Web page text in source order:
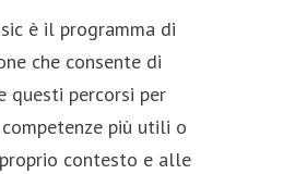
è il programma di
che consente di
questi percorsi per
più utili o
contesto e alle